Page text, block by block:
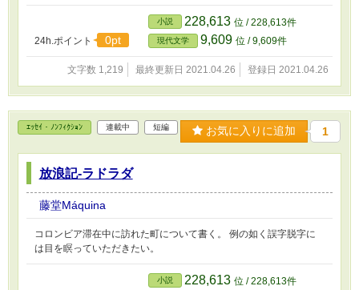
24h.ポイント 0pt
小説 228,613 位 / 228,613件
現代文学 9,609 位 / 9,609件
文字数 1,219 最終更新日 2021.04.26 登録日 2021.04.26
ｴｯｾｲ・ﾉﾝﾌｨｸｼｮﾝ 連載中 短編 お気に入りに追加 1
放浪記-ラドラダ
藤堂Máquina
コロンビア滞在中に訪れた町について書く。 例の如く誤字脱字に
は目を瞑っていただきたい。
小説 228,613 位 / 228,613件